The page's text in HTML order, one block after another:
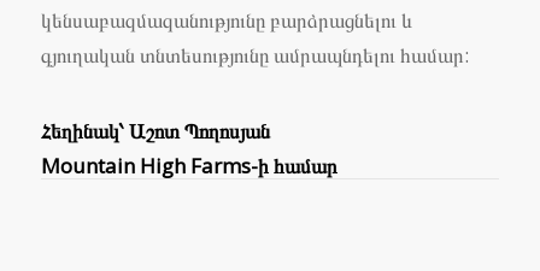
կենսաբազմազանությունը բարձրացնելու և
գյուղական տնտեսությունը ամրապնդելու համար:
Հեղինակ՝ Աշոտ Պողոսյան
Mountain High Farms-ի համար